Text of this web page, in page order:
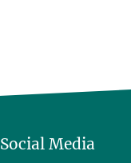
Social Media